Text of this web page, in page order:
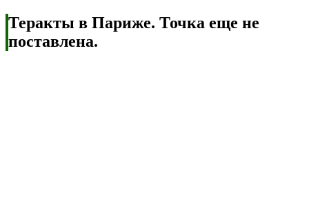
Теракты в Париже. Точка еще не
поставлена.